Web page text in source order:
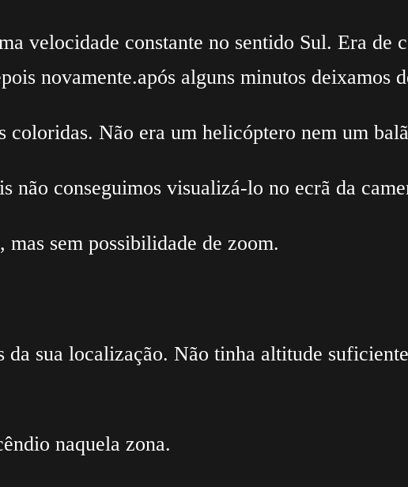
velocidade constante no sentido Sul. Era de
novamente.após alguns minutos deixamos
Não era um helicóptero nem um
não conseguimos visualizá-lo no ecrã da
sem possibilidade de zoom.
sua localização. Não tinha altitude
naquela zona.